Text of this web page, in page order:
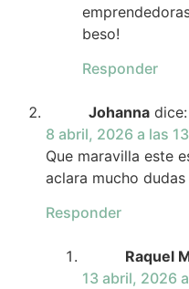
beso!
Responder
Johanna dice:
8 abril, 2026 a las
Que maravilla este
aclara mucho
Responder
Raquel
13 abril, 2026